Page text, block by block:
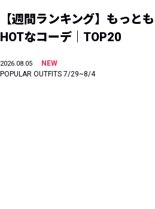
【週間ランキング】もっとも
HOTなコーデ｜TOP20
2026.08.05
NEW
POPULAR OUTFITS 7/29~8/4